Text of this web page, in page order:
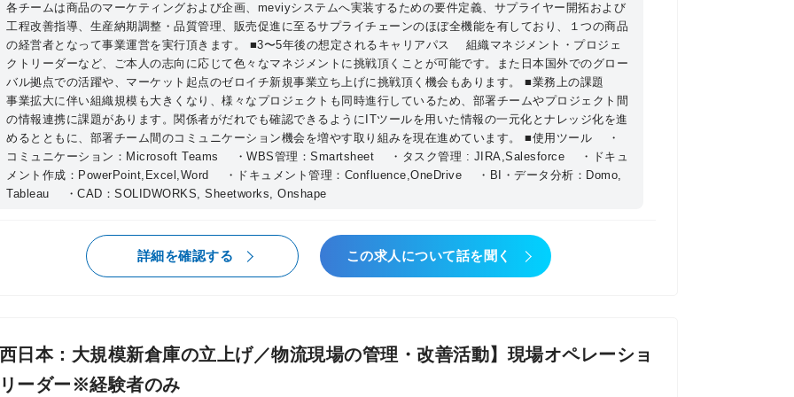
テムを選定・企画を行います。パートナー工場との技術的すり合わせや、システム
開発部門への仕様定義を推進し、機能リリースまで実行することでプロダクトオー
ナーとしての役割を担います。システム開発は専任チームが担当しておりますが、
活動の中で理解が深まるため専門知識は不要です。 ※リリース商品に関する顧客お
問い合わせ対応業務として、3か月に1日程度で土・祝出勤があります（リモートで
の業務が可能、代休取得は必須） ３.自己啓発（知の探索）（10％） 当組織では、
希望するセミナーや研修参加、資格取得など積極的な自己研鑽を奨励しています。
必要と思うことは能動的に発信し、チーム力向上に貢献していただきます。
の”不”を徹底的に解消し、労働生産性の向上に貢献すること」をミッションとして掲
げ、最終的には「ものづくりに”創造”と”笑顔”」を目指します。 �B自組織の強み・
事業責任者からのコメント等 “meviy”（メビー）は2019年に事業スタート、弊社の
中でも高成長が期待されているビジネスになります。そんな中で事業開発チームと
して最も大切にしているのは「お客様の声＝Voice of Customer」を起点に、如何に
早く新商品/新機能を市場リリースしていくかという事です。当チームではそれぞれ
の事業開発メンバーが担当の開発テーマを有しており、一人ひとりが自らで考え計
画を練って市場リリースまで実行をしています。その過程で求められるのは「考え
抜き、挑み続ける」ことです、開発テーマを重ねるごとに貴方の経営技量は確実に
ーズに対応するための組織体制の強化 �Dmeviyについて meviyは、特注形状の機
械加工部品を圧倒的なスピードで受注生産する革命的なオンライン機械部品調達サ
ービスです。部品の設計データ（3DCAD）をアップロードすると、AIが即時に価格
閣総理大臣賞」など、10個を超える賞を受賞しています。 ■仕事情報 �@担当業務
内容 ■生産委託を行っているパートナー工場に対する調達改善業務：meviyで発注
いただいた製品は自社工場に加え、パートナー工場でも生産を行っています。今回
各チームは商品のマーケティングおよび企画、meviyシステムへ実装するための要件定義、サプライヤー開拓および
工程改善指導、生産納期調整・品質管理、販売促進に至るサプライチェーンのほぼ全機能を有しており、１つの商品
の経営者となって事業運営を実行頂きます。 ■3〜5年後の想定されるキャリアパス 組織マネジメント・プロジェ
クトリーダーなど、ご本人の志向に応じて色々なマネジメントに挑戦頂くことが可能です。また日本国外でのグロー
バル拠点での活躍や、マーケット起点のゼロイチ新規事業立ち上げに挑戦頂く機会もあります。 ■業務上の課題
事業拡大に伴い組織規模も大きくなり、様々なプロジェクトも同時進行しているため、部署チームやプロジェクト間
の情報連携に課題があります。関係者がだれでも確認できるようにITツールを用いた情報の一元化とナレッジ化を進
めるとともに、部署チーム間のコミュニケーション機会を増やす取り組みを現在進めています。 ■使用ツール ・
コミュニケーション：Microsoft Teams ・WBS管理：Smartsheet ・タスク管理 : JIRA,Salesforce ・ドキュ
メント作成：PowerPoint,Excel,Word ・ドキュメント管理：Confluence,OneDrive ・BI・データ分析：Domo,
Tableau ・CAD：SOLIDWORKS, Sheetworks, Onshape
詳細を確認する この求人について話を聞く
日本：大規模新倉庫の立上げ／物流現場の管理・改善活動】現場オペレーショ
ーダー※経験者のみ